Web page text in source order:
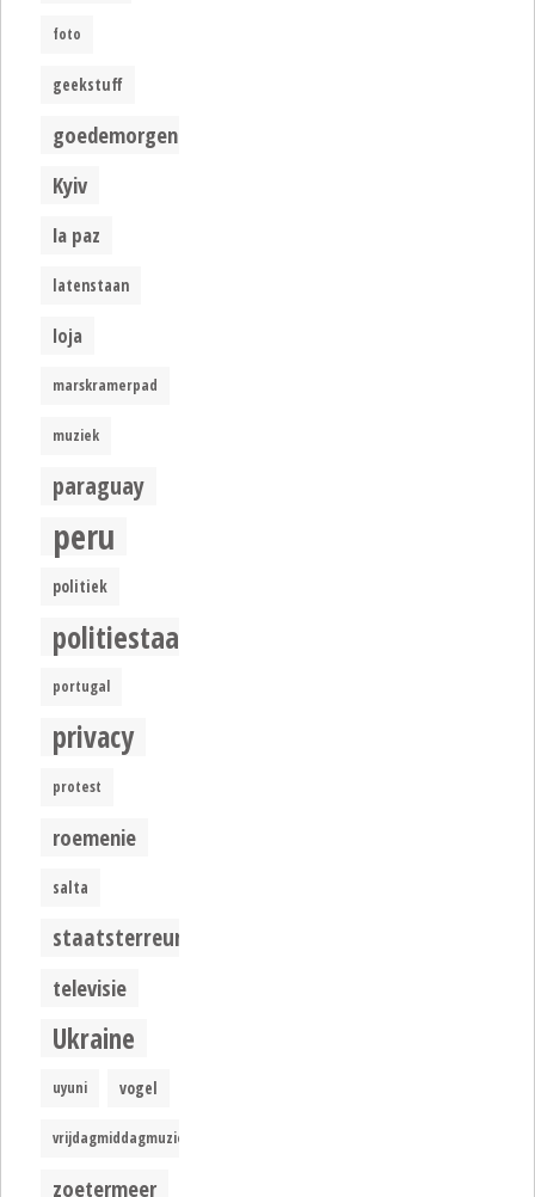
foto
geekstuff
goedemorgen
Kyiv
la paz
latenstaan
loja
marskramerpad
muziek
paraguay
peru
politiek
politiestaat
portugal
privacy
protest
roemenie
salta
staatsterreur
televisie
Ukraine
uyuni vogel
vrijdagmiddagmuziek
zoetermeer